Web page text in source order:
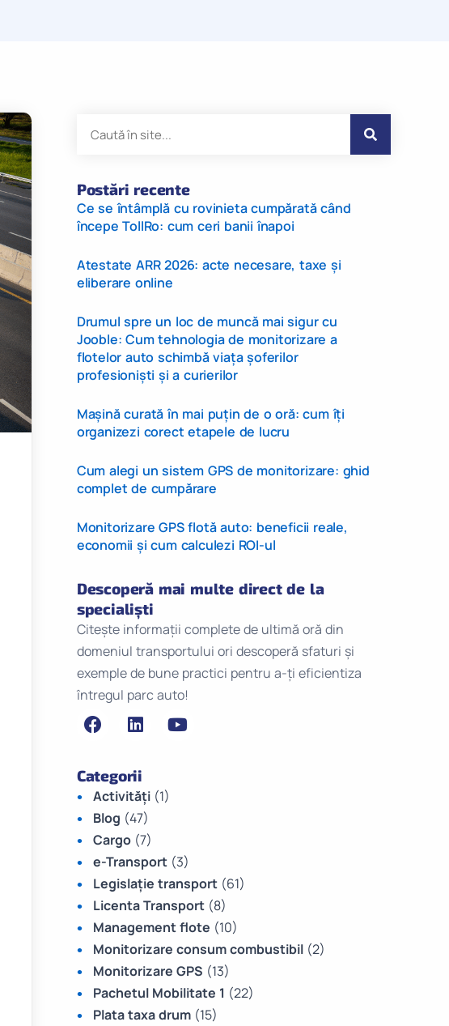
Postări recente
Ce se întâmplă cu rovinieta cumpărată când
începe TollRo: cum ceri banii înapoi
Atestate ARR 2026: acte necesare, taxe și
eliberare online
Drumul spre un loc de muncă mai sigur cu
Jooble: Cum tehnologia de monitorizare a
flotelor auto schimbă viața șoferilor
profesioniști și a curierilor
Mașină curată în mai puțin de o oră: cum îți
organizezi corect etapele de lucru
Cum alegi un sistem GPS de monitorizare: ghid
complet de cumpărare
Monitorizare GPS flotă auto: beneficii reale,
economii și cum calculezi ROI-ul
Descoperă mai multe direct de la
specialiști
Citește informații complete de ultimă oră din
domeniul transportului ori descoperă sfaturi și
exemple de bune practici pentru a-ți eficientiza
întregul parc auto!
Categorii
Activități (1)
Blog (47)
Cargo (7)
e-Transport (3)
Legislație transport (61)
Licenta Transport (8)
Management flote (10)
Monitorizare consum combustibil (2)
Monitorizare GPS (13)
Pachetul Mobilitate 1 (22)
Plata taxa drum (15)